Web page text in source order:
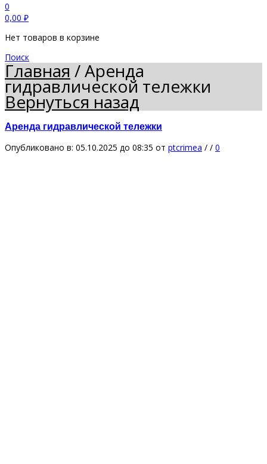
0
0,00 ₽
Нет товаров в корзине
Поиск
Главная/Аренда
гидравлической тележки
Вернуться назад
Аренда гидравлической тележки
Опубликовано в: 05.10.2025 до 08:35 от ptcrimea / / 0